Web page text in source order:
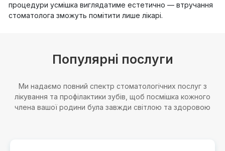
процедури усмішка виглядатиме естетично — втручання
стоматолога зможуть помітити лише лікарі.
Популярні послуги
Ми надаємо повний спектр стоматологічних послуг з
лікування та профілактики зубів, щоб посмішка кожного
члена вашої родини була завжди світлою та здоровою